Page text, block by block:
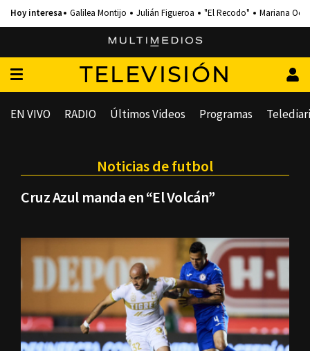
Galilea Montijo Julián Figueroa "El Recodo" Mariana
TELEVISIÓN
EN VIVO RADIO Últimos Videos Programas
Noticias de futbol
Cruz Azul manda en “El Volcán”